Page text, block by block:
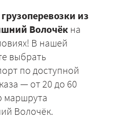
грузоперевозки из
Волочёкна
В нашей
выбрать
по доступной
— от 20 до 60
маршрута
Волочёк.